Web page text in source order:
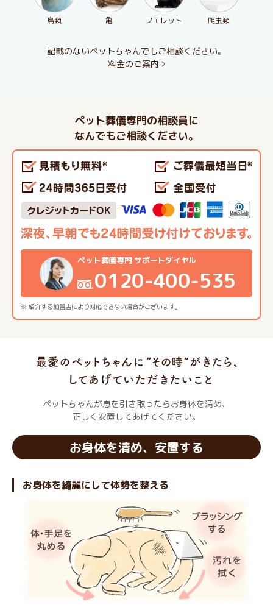
鳥類 亀 フェレット 爬虫類
記載のないペットちゃんでもご相談ください。
料金のご案内
ペット葬儀専門の相談員に
なんでもご相談ください。
※ 紹介する加盟店により対応できない場合がございます。
ペット葬儀専門 サポートダイヤル
0120-400-535
ペットちゃんが息を引き取ったらお身体を清め、
正しく安置してあげてください。
お身体を清め、安置する
お身体を綺麗にして体勢を整える